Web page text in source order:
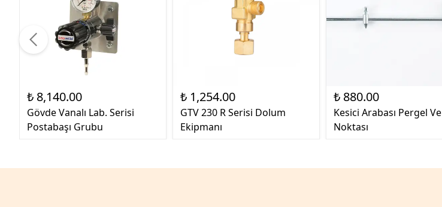
₺ 8,140.00
Gövde Vanalı Lab. Serisi
Postabaşı Grubu
₺ 1,254.00
GTV 230 R Serisi Dolum
Ekipmanı
₺ 880.00
Kesici Arabası Pergel Ve
Noktası